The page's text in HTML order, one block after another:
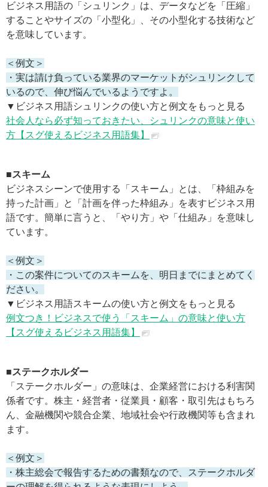
ビジネス用語の「シュリンク」は、データなどを「圧縮」
することやサイズの「小型化」、その小型化する技術など
を意味しています。
＜例文＞
・実は請け負っている業界のマーケットがシュリンクして
いるので、伸び悩んでいるようですよ。
▼ビジネス用語シュリンクの使い方と例文をもっと見る
社会人なら必ず知っておきたい、シュリンクの意味と使い
方【スグ使えるビジネス用語集】
■スキーム
ビジネスシーンで使用する「スキーム」とは、「枠組みを
持った計画」と「計画を伴った枠組み」を表すビジネス用
語です。簡単に言うと、「やり方」や「仕組み」を意味し
ています。
＜例文＞
・この案件についてのスキームを、明日までにまとめてく
ださい。
▼ビジネス用語スキームの使い方と例文をもっと見る
例文つき！ビジネスで使う「スキーム」の意味と使い方
【スグ使えるビジネス用語集】
■ステークホルダー
「ステークホルダー」の意味は、企業経営における利害関
係者です。株主・経営者・従業員・顧客・取引先はもちろ
ん、金融機関や競合企業、地域社会や行政機関等も含まれ
ます。
＜例文＞
・株主総会で報告するための書類なので、ステークホルダ